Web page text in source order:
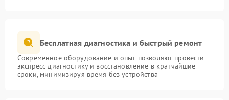
Бесплатная диагностика и быстрый ремонт
Современное оборудование и опыт позволяют провести
экспресс-диагностику и восстановление в кратчайшие
сроки, минимизируя время без устройства